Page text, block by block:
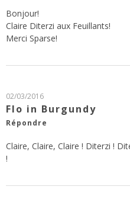
Bonjour!
Claire Diterzi aux Feuillants!
Merci Sparse!
02/03/2016
Flo in Burgundy
Répondre
Claire, Claire, Claire ! Diterzi !
!